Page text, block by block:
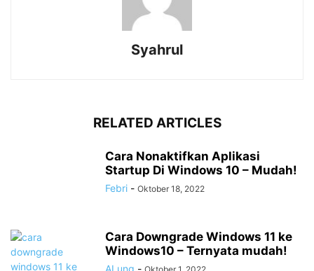
Syahrul
RELATED ARTICLES
Cara Nonaktifkan Aplikasi
Startup Di Windows 10 – Mudah!
Febri - Oktober 18, 2022
Cara Downgrade Windows 11 ke
Windows10 – Ternyata mudah!
ALung -